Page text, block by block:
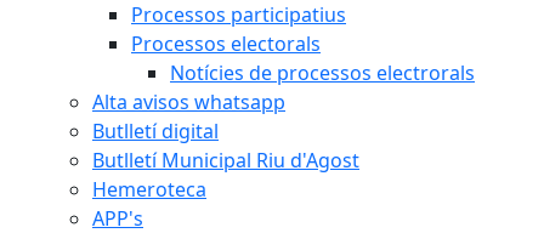
Processos participatius
Processos electorals
Notícies de processos electrorals
Alta avisos whatsapp
Butlletí digital
Butlletí Municipal Riu d'Agost
Hemeroteca
APP's